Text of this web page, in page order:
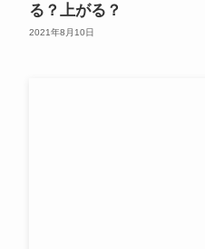
る？上がる？
2021年8月10日